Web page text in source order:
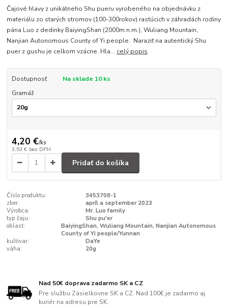
Čajové hlavy z unikátneho Shu pueru vyrobeného na objednávku z
materiálu zo starých stromov (100-300rokov) rastúcich v záhradách rodiny
pána Luo z dedinky BaiyingShan (2000m.n.m.), Wuliang Mountain,
Nanjian Autonomous County of Yi people. Naraziť na autentický Shu
puer z gushu je celkom vzácne. Hla... celý popis
Dostupnosť
Na sklade 10 ks
Gramáž
4,20 €/ks
3,53 € bez DPH
Pridať do košíka
Číslo produktu:
3453708-1
zber:
apríl a september 2023
Výrobca:
Mr. Luo family
typ čaju:
Shu pu'er
oblasť:
BaiyingShan, Wuliang Mountain, Nanjian Autonomous
County of Yi people/Yunnan
kultivar:
DaYe
váha:
20g
Nad 50€ doprava zadarmo SK a CZ
Pre službu Zásielkovne SK a CZ. Nad 100€ je zadarmo aj
kuriér na adresu pre SK.